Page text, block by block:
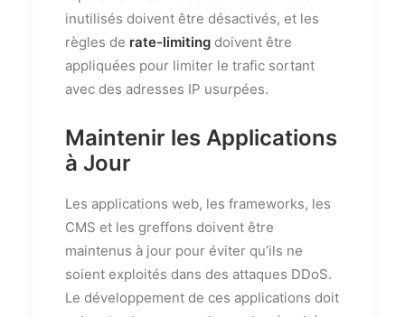
inutilisés doivent être désactivés, et les
règles de rate-limiting doivent être
appliquées pour limiter le trafic sortant
avec des adresses IP usurpées.
Maintenir les Applications
à Jour
Les applications web, les frameworks, les
CMS et les greffons doivent être
maintenus à jour pour éviter qu’ils ne
soient exploités dans des attaques DDoS.
Le développement de ces applications doit